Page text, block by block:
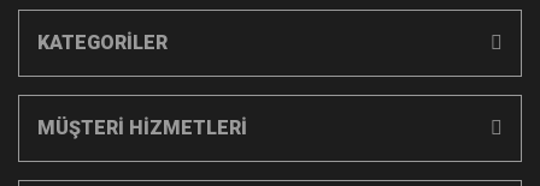
KATEGORİLER
MÜŞTERİ HİZMETLERİ